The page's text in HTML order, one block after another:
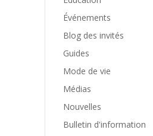
Événements
Blog des invités
Guides
Mode de vie
Médias
Nouvelles
Bulletin d'information